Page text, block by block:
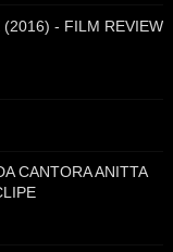
(2016) - FILM REVIEW
CANTORA ANITTA